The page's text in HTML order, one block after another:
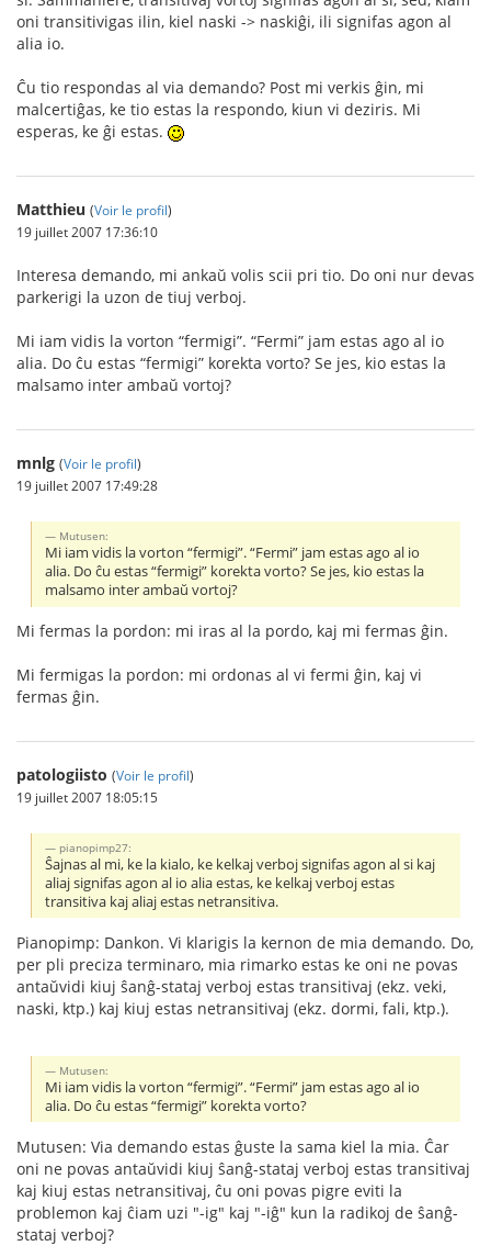
oni transitivigas ilin, kiel naski -> naskiĝi, ili signifas agon al
alia io.
Ĉu tio respondas al via demando? Post mi verkis ĝin, mi
malcertiĝas, ke tio estas la respondo, kiun vi deziris. Mi
esperas, ke ĝi estas.
Matthieu (Voir le profil)
19 juillet 2007 17:36:10
Interesa demando, mi ankaŭ volis scii pri tio. Do oni nur devas
parkerigi la uzon de tiuj verboj.
Mi iam vidis la vorton “fermigi”. “Fermi” jam estas ago al io
alia. Do ĉu estas “fermigi” korekta vorto? Se jes, kio estas la
malsamo inter ambaŭ vortoj?
mnlg (Voir le profil)
19 juillet 2007 17:49:28
Mutusen:
Mi iam vidis la vorton “fermigi”. “Fermi” jam estas ago al io
alia. Do ĉu estas “fermigi” korekta vorto? Se jes, kio estas la
malsamo inter ambaŭ vortoj?
Mi fermas la pordon: mi iras al la pordo, kaj mi fermas ĝin.
Mi fermigas la pordon: mi ordonas al vi fermi ĝin, kaj vi
fermas ĝin.
patologiisto (Voir le profil)
19 juillet 2007 18:05:15
pianopimp27:
Ŝajnas al mi, ke la kialo, ke kelkaj verboj signifas agon al si kaj
aliaj signifas agon al io alia estas, ke kelkaj verboj estas
transitiva kaj aliaj estas netransitiva.
Pianopimp: Dankon. Vi klarigis la kernon de mia demando. Do,
per pli preciza terminaro, mia rimarko estas ke oni ne povas
antaŭvidi kiuj ŝanĝ-stataj verboj estas transitivaj (ekz. veki,
naski, ktp.) kaj kiuj estas netransitivaj (ekz. dormi, fali, ktp.).
Mutusen:
Mi iam vidis la vorton “fermigi”. “Fermi” jam estas ago al io
alia. Do ĉu estas “fermigi” korekta vorto?
Mutusen: Via demando estas ĝuste la sama kiel la mia. Ĉar
oni ne povas antaŭvidi kiuj ŝanĝ-stataj verboj estas transitivaj
kaj kiuj estas netransitivaj, ĉu oni povas pigre eviti la
problemon kaj ĉiam uzi "-ig" kaj "-iĝ" kun la radikoj de ŝanĝ-
stataj verboj?